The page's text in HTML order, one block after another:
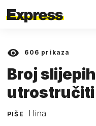
606 prikaza
Broj
utrostručiti
PIŠE Hina